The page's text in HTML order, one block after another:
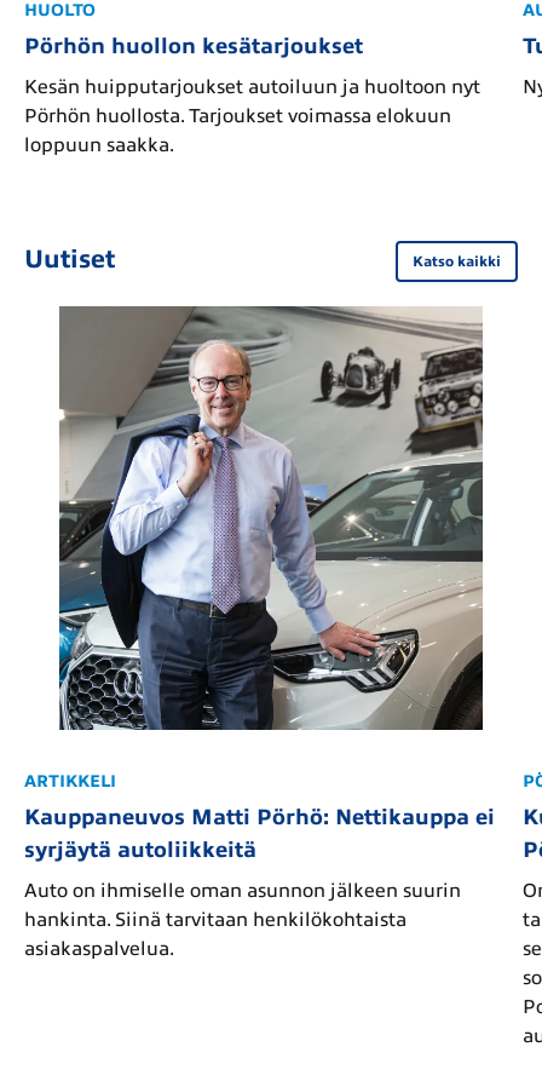
HUOLTO
Pörhön huollon kesätarjoukset
Kesän huipputarjoukset autoiluun ja huoltoon nyt
Pörhön huollosta. Tarjoukset voimassa elokuun
loppuun saakka.
Uutiset Katso kaikki
ARTIKKELI
Kauppaneuvos Matti Pörhö: Nettikauppa ei
syrjäytä autoliikkeitä
Auto on ihmiselle oman asunnon jälkeen suurin
hankinta. Siinä tarvitaan henkilökohtaista
asiakaspalvelua.